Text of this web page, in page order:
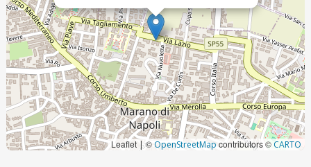
Leaflet |© OpenStreetMap contributors ©CARTO